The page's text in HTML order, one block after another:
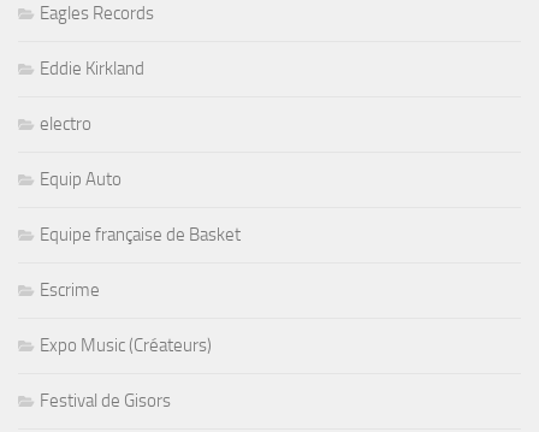
Eagles Records
Eddie Kirkland
electro
Equip Auto
Equipe française de Basket
Escrime
Expo Music (Créateurs)
Festival de Gisors